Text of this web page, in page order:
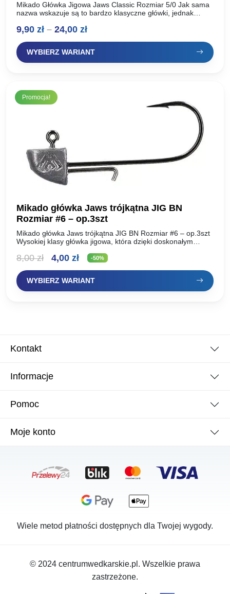
Mikado Główka Jigowa Jaws Classic Rozmiar 5/0 Jak sama
nazwa wskazuje są to bardzo klasyczne główki, jednak
stanowiące…
9,90 zł – 24,00 złZakres
cen:
od
WYBIERZ WARIANT
Promocja!
Mikado główka Jaws trójkątna JIG BN
Rozmiar #6 – op.3szt
Mikado główka Jaws trójkątna JIG BN Rozmiar #6 – op.3szt
Wysokiej klasy główka jigowa, która dzięki doskonałym
wśród…
8,00zł
Pierwotna
cena
wynosiła:
4,00 złAktualna
cena
wynosi:
-50%
WYBIERZ WARIANT
Kontakt
Informacje
Pomoc
Moje konto
Wiele metod płatności dostępnych dla Twojej wygody.
© 2024 centrumwedkarskie.pl. Wszelkie prawa
zastrzeżone.